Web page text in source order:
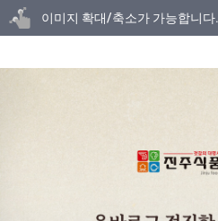
이미지 확대/축소가 가능합니다.